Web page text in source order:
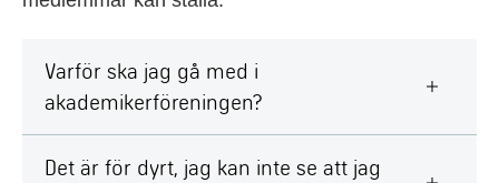
Varför ska jag gå med i
akademikerföreningen?
Det är för dyrt, jag kan inte se att jag